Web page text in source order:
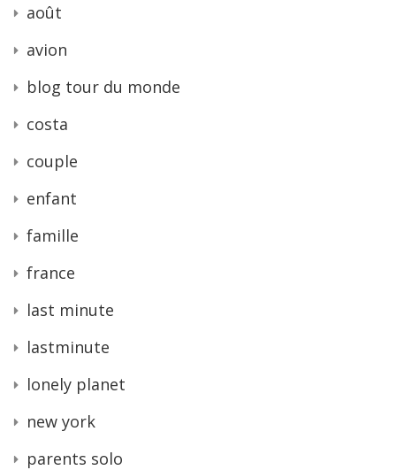
août
avion
blog tour du monde
costa
couple
enfant
famille
france
last minute
lastminute
lonely planet
new york
parents solo